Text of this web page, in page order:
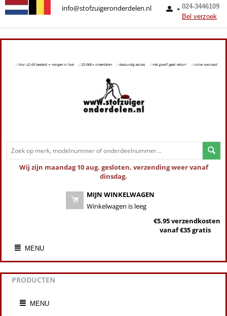
024-3446109
Bel verzoek
info@stofzuigeronderdelen.nl
Wij zijn maandag 10 aug. gesloten, verzending weer vanaf
dinsdag.
MIJN WINKELWAGEN
Winkelwagen is leeg
€5.95 verzendkosten
vanaf €35 gratis
MENU
PRODUCTEN
MENU